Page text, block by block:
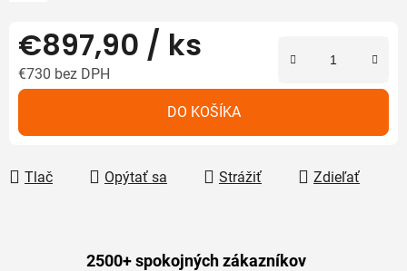
€897,90 / ks
€730 bez DPH
DO KOŠÍKA
Tlač Opýtať sa Strážiť Zdieľať
2500+ spokojných zákazníkov